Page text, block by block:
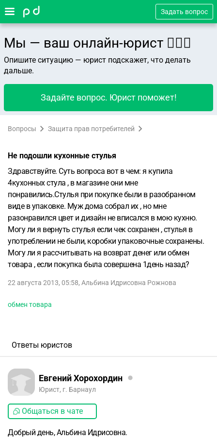
Задать вопрос
Мы — ваш онлайн-юрист 👨🏻‍⚖️
Опишите ситуацию — юрист подскажет, что делать
дальше.
Задайте вопрос. Юрист поможет!
Вопросы Защита прав потребителей
Не подошли кухонные стулья
Здравствуйте. Суть вопроса вот в чем: я купила
4кухонных стула , в магазине они мне
понравились.Стулья при покупке были в разобранном
виде в упаковке. Муж дома собрал их , но мне
разонравился цвет и дизайн не вписался в мою кухню.
Могу ли я вернуть стулья если чек сохранен , стулья в
употреблении не были, коробки упаковочные сохранены.
Могу ли я рассчитывать на возврат денег или обмен
товара , если покупка была совершена 1день назад?
22 августа 2013, 05:58, Альбина Идрисовна Рожнова
обмен товара
Ответы юристов
Евгений Хорохордин
Юрист, г. Барнаул
Общаться в чате
Добрый день, Альбина Идрисовна.